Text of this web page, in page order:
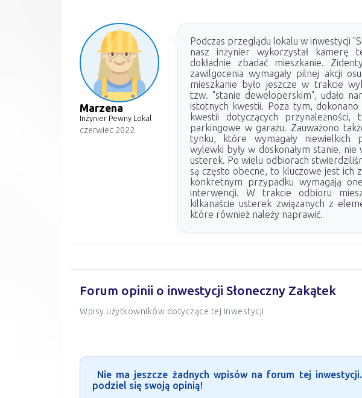
Marzena
Inżynier Pewny Lokal
czerwiec 2022
Podczas przeglądu lokalu w inwestycji
nasz inżynier wykorzystał kamerę
dokładnie zbadać mieszkanie.
zawilgocenia wymagały pilnej akcji
mieszkanie było jeszcze w trakcie
tzw. "stanie deweloperskim", udało
istotnych kwestii. Poza tym,
kwestii dotyczących przynależności,
parkingowe w garażu. Zauważono
tynku, które wymagały niewielkich
wylewki były w doskonałym stanie, nie
usterek. Po wielu odbiorach
są często obecne, to kluczowe jest ich
konkretnym przypadku wymagają
interwencji. W trakcie odbioru
kilkanaście usterek związanych z
które również należy naprawić.
Forum opinii o inwestycji Słoneczny Zakątek
Wpisy użytkowników dotyczące tej inwestycji
Nie ma jeszcze żadnych wpisów na forum tej
podziel się swoją opinią!